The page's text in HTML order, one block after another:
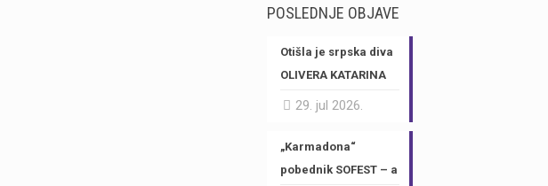
POSLEDNJE OBJAVE
Otišla je srpska diva
OLIVERA KATARINA
29. jul 2026.
„Karmadona“
pobednik SOFEST – a